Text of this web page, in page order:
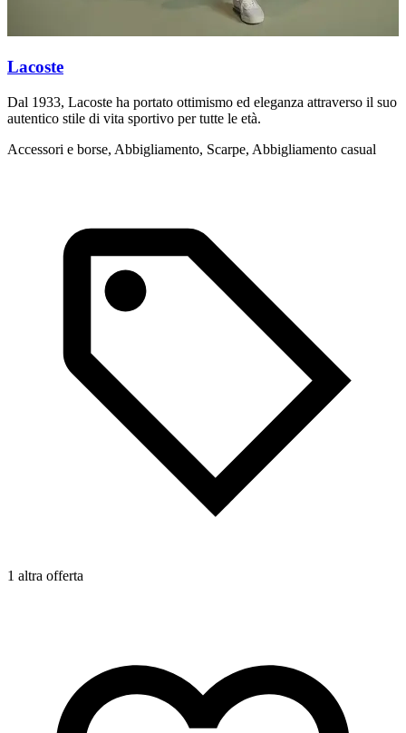
Lacoste
Dal 1933, Lacoste ha portato ottimismo ed eleganza attraverso il suo
autentico stile di vita sportivo per tutte le età.
Accessori e borse, Abbigliamento, Scarpe, Abbigliamento casual
1 altra offerta